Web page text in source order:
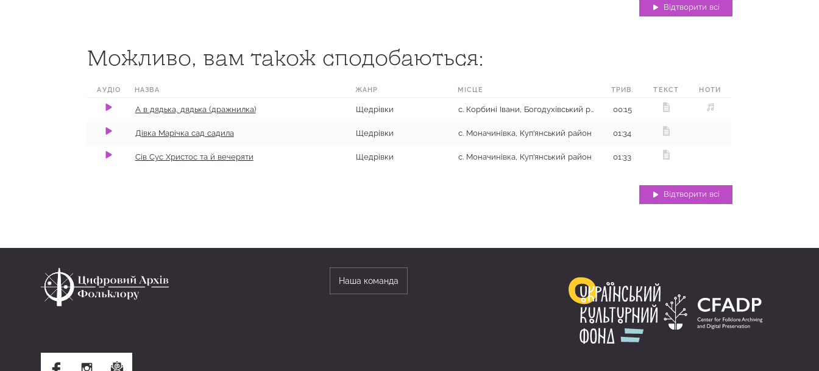
Відтворити всі
Можливо, вам також сподобаються:
АУДІО НАЗВА ЖАНР МІСЦЕ ТРИВ. ТЕКСТ НОТИ
А в дядька, дядька (дражнилка) Щедрівки с. Корбині Івани, Богодухівський район 00:15
Дівка Марічка сад садила Щедрівки с. Моначинівка, Куп'янський район 01:34
Сів Сус Христос та й вечеряти Щедрівки с. Моначинівка, Куп'янський район 01:33
Відтворити всі
Наша команда